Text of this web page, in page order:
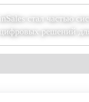
inSales стал частью
цифровых решений